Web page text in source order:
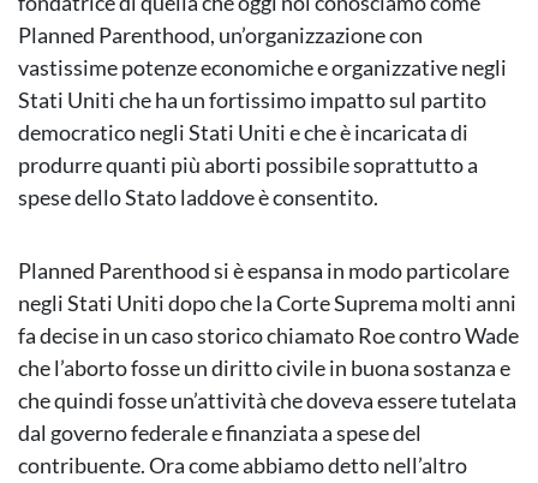
Planned Parenthood, un’organizzazione con
vastissime potenze economiche e organizzative negli
Stati Uniti che ha un fortissimo impatto sul partito
democratico negli Stati Uniti e che è incaricata di
produrre quanti più aborti possibile soprattutto a
spese dello Stato laddove è consentito.
Planned Parenthood si è espansa in modo particolare
negli Stati Uniti dopo che la Corte Suprema molti anni
fa decise in un caso storico chiamato Roe contro Wade
che l’aborto fosse un diritto civile in buona sostanza e
che quindi fosse un’attività che doveva essere tutelata
dal governo federale e finanziata a spese del
contribuente. Ora come abbiamo detto nell’altro